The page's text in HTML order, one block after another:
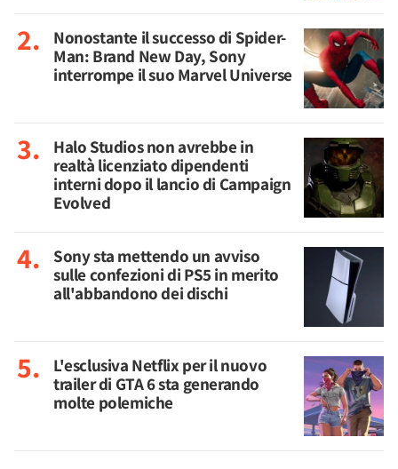
Nonostante il successo di Spider-
Man: Brand New Day, Sony
interrompe il suo Marvel Universe
Halo Studios non avrebbe in
realtà licenziato dipendenti
interni dopo il lancio di Campaign
Evolved
Sony sta mettendo un avviso
sulle confezioni di PS5 in merito
all'abbandono dei dischi
L'esclusiva Netflix per il nuovo
trailer di GTA 6 sta generando
molte polemiche